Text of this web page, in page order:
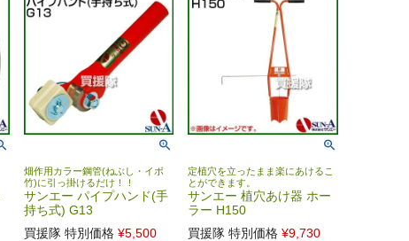
畑作用カラー鋼管(ねぶし・イボ
竹)に引っ掛けるだけ！！
サンエー パイプハンド(手
持ち式) G13
買援隊 特別価格 ¥5,500
定植穴を立ったまま楽にあけるこ
とができます。
サンエー 植穴あけ器 ホー
ラー H150
買援隊 特別価格 ¥9,730